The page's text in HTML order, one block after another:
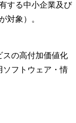
する中小企業及び
対象）。
スの高付加価値化
ソフトウェア・情